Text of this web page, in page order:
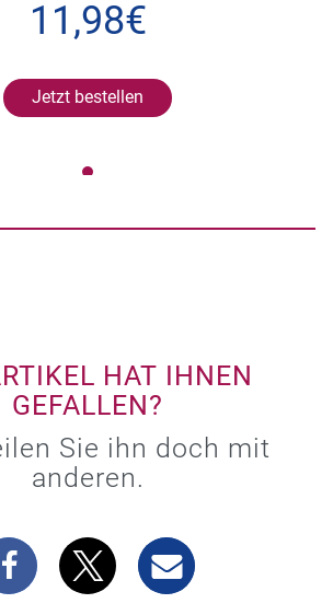
11,98€
Jetzt bestellen
HAT IHNEN
GEFALLEN?
Sie ihn doch mit
anderen.